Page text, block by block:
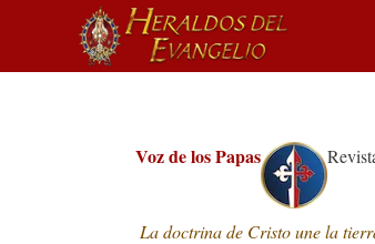
Voz de los Papas
La doctrina de Cristo une la